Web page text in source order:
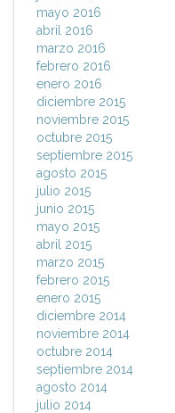
mayo 2016
abril 2016
marzo 2016
febrero 2016
enero 2016
diciembre 2015
noviembre 2015
octubre 2015
septiembre 2015
agosto 2015
julio 2015
junio 2015
mayo 2015
abril 2015
marzo 2015
febrero 2015
enero 2015
diciembre 2014
noviembre 2014
octubre 2014
septiembre 2014
agosto 2014
julio 2014